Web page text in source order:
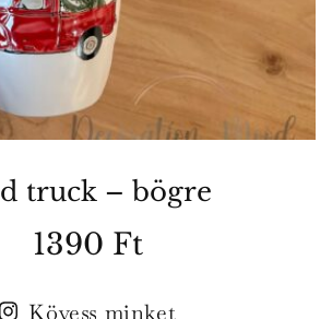
truck – bögre
1390 Ft
Kövess minket